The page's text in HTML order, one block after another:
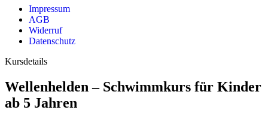
Impressum
AGB
Widerruf
Datenschutz
Kursdetails
Wellenhelden – Schwimmkurs für Kinder
ab 5 Jahren